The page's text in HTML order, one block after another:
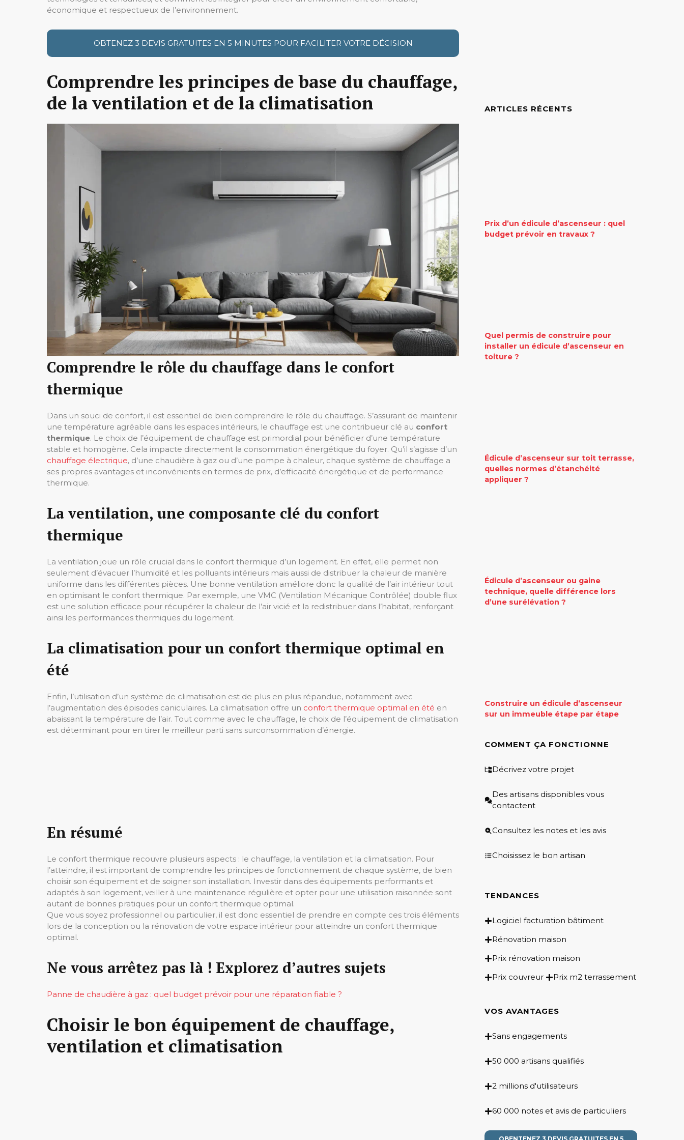
économique et respectueux de l’environnement.
OBTENEZ 3 DEVIS GRATUITES EN 5 MINUTES POUR FACILITER VOTRE DÉCISION
Comprendre les principes de base du chauffage,
de la ventilation et de la climatisation
Comprendre le rôle du chauffage dans le confort
thermique
Dans un souci de confort, il est essentiel de bien comprendre le rôle du chauffage. S’assurant de maintenir
une température agréable dans les espaces intérieurs, le chauffage est une contribueur clé au confort
thermique. Le choix de l’équipement de chauffage est primordial pour bénéficier d’une température
stable et homogène. Cela impacte directement la consommation énergétique du foyer. Qu’il s’agisse d’un
chauffage électrique, d’une chaudière à gaz ou d’une pompe à chaleur, chaque système de chauffage a
ses propres avantages et inconvénients en termes de prix, d’efficacité énergétique et de performance
thermique.
La ventilation, une composante clé du confort
thermique
La ventilation joue un rôle crucial dans le confort thermique d’un logement. En effet, elle permet non
seulement d’évacuer l’humidité et les polluants intérieurs mais aussi de distribuer la chaleur de manière
uniforme dans les différentes pièces. Une bonne ventilation améliore donc la qualité de l’air intérieur tout
en optimisant le confort thermique. Par exemple, une VMC (Ventilation Mécanique Contrôlée) double flux
est une solution efficace pour récupérer la chaleur de l’air vicié et la redistribuer dans l’habitat, renforçant
ainsi les performances thermiques du logement.
La climatisation pour un confort thermique optimal en
été
Enfin, l’utilisation d’un système de climatisation est de plus en plus répandue, notamment avec
l’augmentation des épisodes caniculaires. La climatisation offre un confort thermique optimal en été en
abaissant la température de l’air. Tout comme avec le chauffage, le choix de l’équipement de climatisation
est déterminant pour en tirer le meilleur parti sans surconsommation d’énergie.
En résumé
Le confort thermique recouvre plusieurs aspects : le chauffage, la ventilation et la climatisation. Pour
l’atteindre, il est important de comprendre les principes de fonctionnement de chaque système, de bien
choisir son équipement et de soigner son installation. Investir dans des équipements performants et
adaptés à son logement, veiller à une maintenance régulière et opter pour une utilisation raisonnée sont
autant de bonnes pratiques pour un confort thermique optimal.
Que vous soyez professionnel ou particulier, il est donc essentiel de prendre en compte ces trois éléments
lors de la conception ou la rénovation de votre espace intérieur pour atteindre un confort thermique
optimal.
Ne vous arrêtez pas là ! Explorez d’autres sujets
Panne de chaudière à gaz : quel budget prévoir pour une réparation fiable ?
Choisir le bon équipement de chauffage,
ventilation et climatisation
ARTICLES RÉCENTS
Prix d’un édicule d’ascenseur : quel
budget prévoir en travaux ?
Quel permis de construire pour
installer un édicule d’ascenseur en
toiture ?
Édicule d’ascenseur sur toit terrasse,
quelles normes d’étanchéité
appliquer ?
Édicule d’ascenseur ou gaine
technique, quelle différence lors
d’une surélévation ?
Construire un édicule d’ascenseur
sur un immeuble étape par étape
COMMENT ÇA FONCTIONNE
Décrivez votre projet
Des artisans disponibles vous
contactent
Consultez les notes et les avis
Choisissez le bon artisan
TENDANCES
Logiciel facturation bâtiment
Rénovation maison
Prix rénovation maison
Prix couvreur
Prix m2 terrassement
VOS AVANTAGES
Sans engagements
50 000 artisans qualifiés
2 millions d'utilisateurs
60 000 notes et avis de particuliers